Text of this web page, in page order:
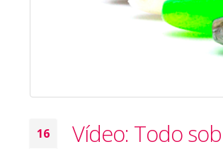
16 Vídeo: Todo